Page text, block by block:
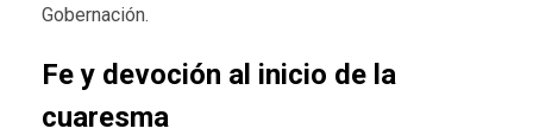
Gobernación.
Fe y devoción al inicio de la
cuaresma